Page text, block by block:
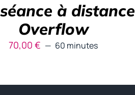
à distance
Overflow
70,00€ 60 minutes